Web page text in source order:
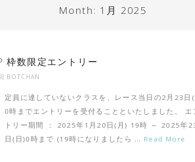
Month: 1月 2025
枠数限定エントリー
BOTCHAN
定員に達していないクラスを、レース当日の2月23日(
0時までエントリーを受付ることといたしました。 エ
トリー期間 ： 2025年1月20日(月) 19時 ～ 2025年
日(日)0時まで (19時になりましたら … Read More